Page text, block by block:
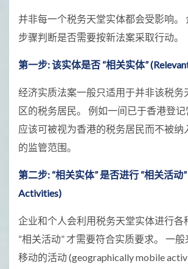
并非每一个税务天堂实体都会受影响。
步骤判断是否需要按新法案采取行动。
第一步: 该实体是否 “相关实体”
经济实质法案一般只适用于并非该税务
区的税务居民。 例如一间已于香港登
应该可被视为香港的税务居民而不被纳
的监管范围。
第二步: “相关实体” 是否进行 “相关活动
Activities)
企业和个人会利用税务天堂实体进行各
“相关活动” 才需要符合实质要求。 一
移动的活动 (geographically mobile